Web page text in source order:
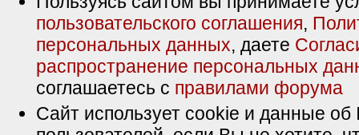
пользовательского соглашения,
персональных данных, даете
распространение персональных
соглашаетесь с правилами форума
Сайт использует cookie и данные об